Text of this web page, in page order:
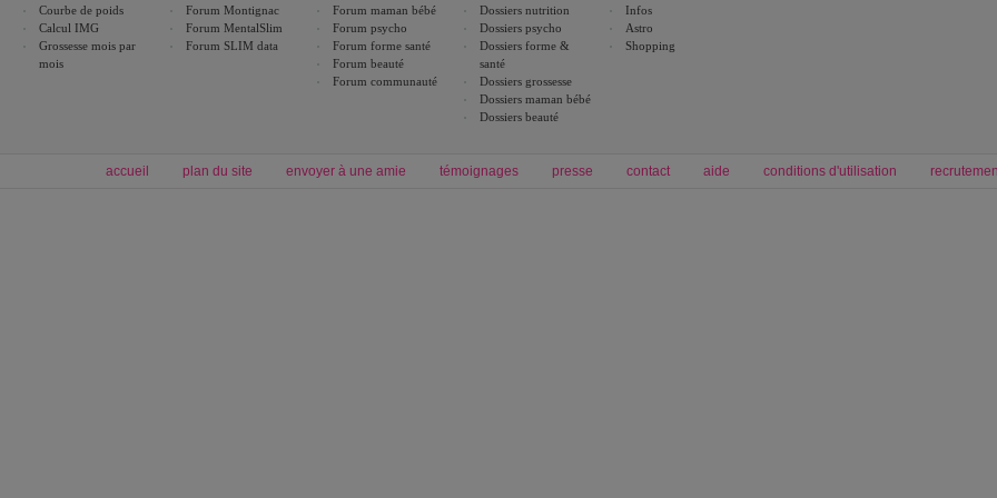
Courbe de poids
Calcul IMG
Grossesse mois par
mois
Forum Montignac
Forum MentalSlim
Forum SLIM data
Forum maman bébé
Forum psycho
Forum forme santé
Forum beauté
Forum communauté
Dossiers nutrition
Dossiers psycho
Dossiers forme &
santé
Dossiers grossesse
Dossiers maman bébé
Dossiers beauté
Infos
Astro
Shopping
accueil plan du site envoyer à une amie témoignages presse contact aide conditions d'utilisation